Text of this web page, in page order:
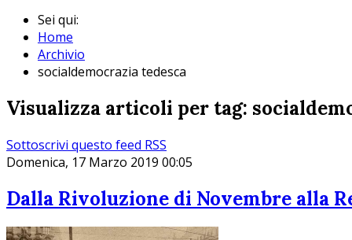
Sei qui:
Home
Archivio
socialdemocrazia tedesca
Visualizza articoli per tag:
Sottoscrivi questo feed RSS
Domenica, 17 Marzo 2019 00:05
Dalla Rivoluzione di Novembre alla